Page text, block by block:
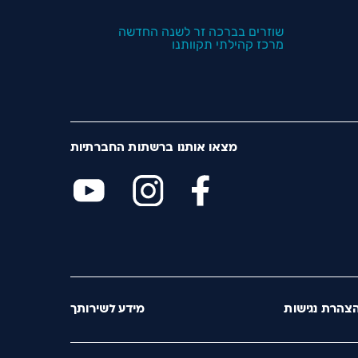
שוזרים בברכה זר לשנה החדשה
מרכז קהילתי תקוותנו
מצאו אותנו ברשתות החברתיות
נגישות מידע לשירותך